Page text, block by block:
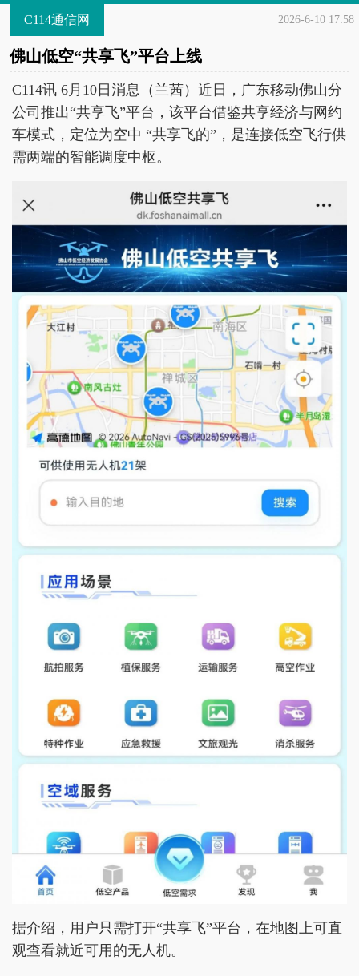
C114通信网 2026-6-10 17:58
佛山低空“共享飞”平台上线
C114讯 6月10日消息（兰茜）近日，广东移动佛山分
公司推出“共享飞”平台，该平台借鉴共享经济与网约
车模式，定位为空中 “共享飞的”，是连接低空飞行供
需两端的智能调度中枢。
据介绍，用户只需打开“共享飞”平台，在地图上可直
观查看就近可用的无人机。